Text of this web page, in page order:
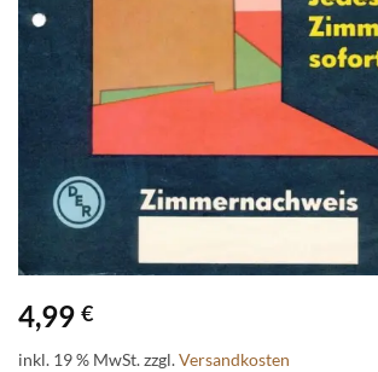
4,99 €
inkl. 19 % MwSt.zzgl.Versandkosten